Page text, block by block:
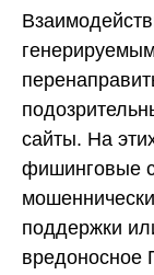
сайты. На
фишинговые
поддержки
вредоносное